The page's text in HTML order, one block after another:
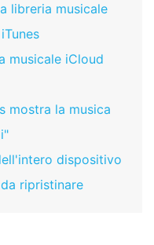
libreria musicale
musicale iCloud
mostra la musica
dispositivo
ripristinare